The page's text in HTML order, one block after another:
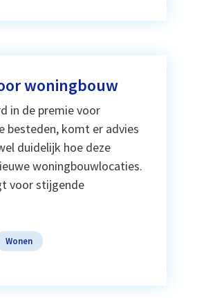
woningbouw
in de premie voor
besteden, komt er advies
duidelijk hoe deze
woningbouwlocaties.
voor stijgende
Wonen